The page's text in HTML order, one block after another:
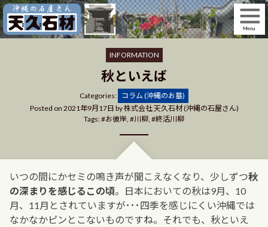
Skip
to
content
INFORMATION
秋といえば
Categories: Categories
コラム (沖縄のお墓)
Posted on 2021年9月17日 by株式会社 天久石材 (沖縄の石屋さん)
Tags:
お彼岸, 川柳, 終活川柳
いつの間にかセミの鳴き声が聞こえなくなり、少しずつ秋
の深まりを感じるこの頃。日本においての秋は9月、10
月、11月とされていますが･･･四季を感じにくい沖縄では
なかなかピンとこないものですね。それでも、秋といえ